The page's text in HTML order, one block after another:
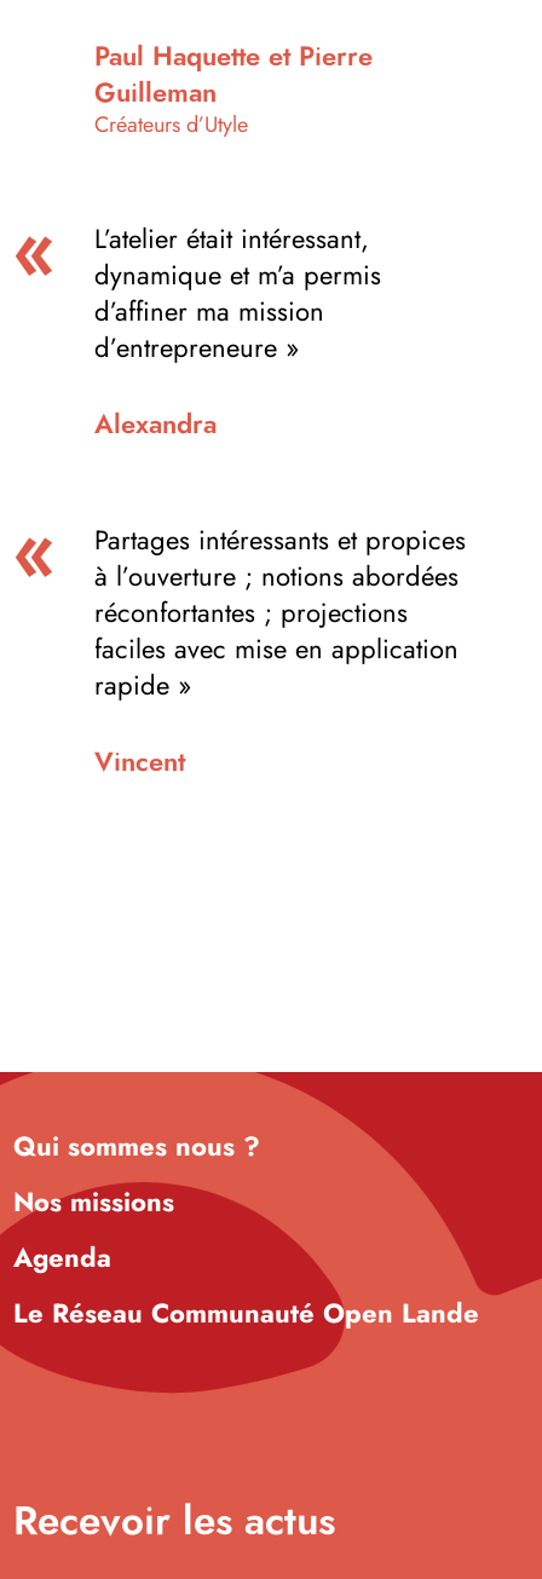
Paul Haquette et Pierre
Guilleman
Créateurs d’Utyle
L’atelier était intéressant,
dynamique et m’a permis
d’affiner ma mission
d’entrepreneure »
Alexandra
Partages intéressants et propices
à l’ouverture ; notions abordées
réconfortantes ; projections
faciles avec mise en application
rapide »
Vincent
Qui sommes nous ?
Nos missions
Agenda
Le Réseau Communauté Open Lande
Recevoir les actus